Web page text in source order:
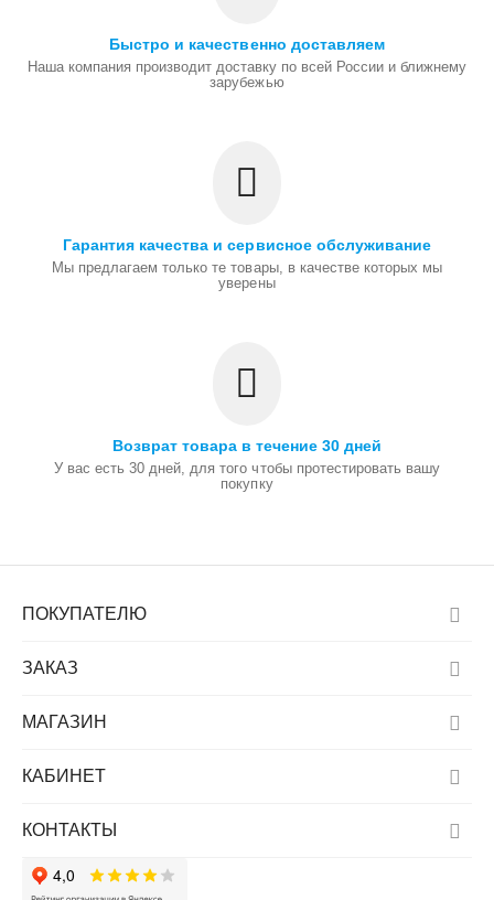
Быстро и качественно доставляем
Наша компания производит доставку по всей России и ближнему
зарубежью
Гарантия качества и сервисное обслуживание
Мы предлагаем только те товары, в качестве которых мы
уверены
Возврат товара в течение 30 дней
У вас есть 30 дней, для того чтобы протестировать вашу
покупку
ПОКУПАТЕЛЮ
ЗАКАЗ
МАГАЗИН
КАБИНЕТ
КОНТАКТЫ